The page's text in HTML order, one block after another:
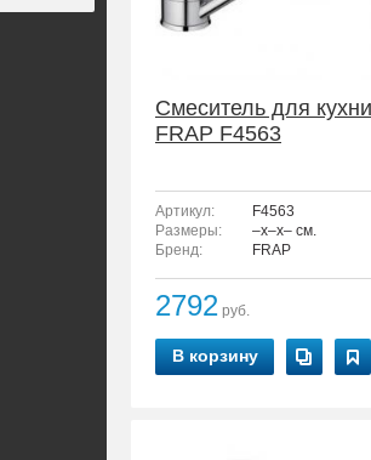
Смеситель для кухни
FRAP F4563
Артикул:
F4563
Размеры:
–x–x– см.
Бренд:
FRAP
2792 руб.
В корзину